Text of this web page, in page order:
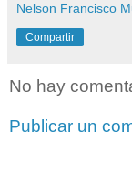
Nelson Francisco
Compartir
No hay
Publicar un